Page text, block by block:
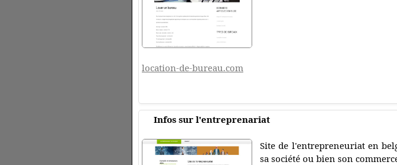
location-de-bureau.com
Infos sur l'entreprenariat
Site de l'entrepreneuriat en
sa société ou bien son